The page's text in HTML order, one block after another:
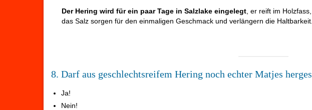
Der Hering wird für ein paar Tage in Salzlake eingelegt , er reift im
das Salz sorgen für den einmaligen Geschmack und verlängern die Haltbarkeit.
8. Darf aus geschlechtsreifem Hering noch echter Matjes
Ja!
Nein!